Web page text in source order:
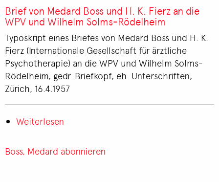
von
Wilhelm
Solms-
Rödelheim
an
Medard
Boss
und
die
Brief von Medard Boss und H. K. Fierz an die
WPV und Wilhelm Solms-Rödelheim
Typoskript eines Briefes von Medard Boss und H. K.
Fierz (Internationale Gesellschaft für ärztliche
Psychotherapie) an die WPV und Wilhelm Solms-
Rödelheim, gedr. Briefkopf, eh. Unterschriften,
Zürich, 16.4.1957
Weiterlesen
von
Boss, Medard abonnieren